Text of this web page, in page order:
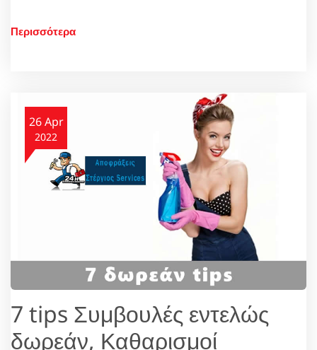
Περισσότερα
26 Apr
2022
7 tips Συμβουλές εντελώς
δωρεάν, Καθαρισμοί